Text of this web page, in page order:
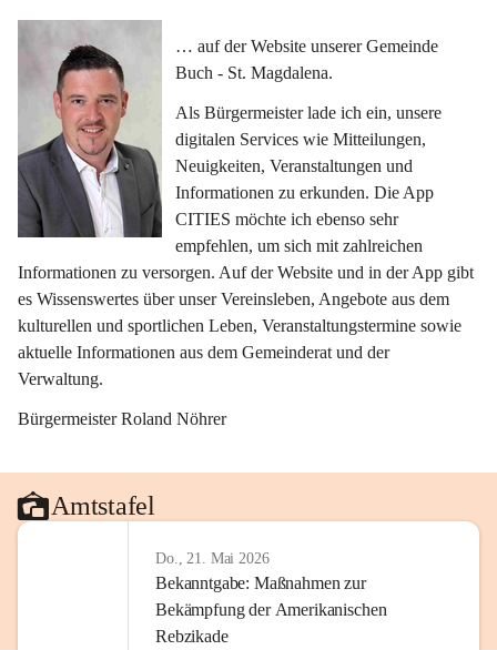
… auf der Website unserer Gemeinde
Buch - St. Magdalena.
Als Bürgermeister lade ich ein, unsere
digitalen Services wie Mitteilungen,
Neuigkeiten, Veranstaltungen und
Informationen zu erkunden. Die App
CITIES möchte ich ebenso sehr
empfehlen, um sich mit zahlreichen
Informationen zu versorgen. Auf der Website und in der App gibt
es Wissenswertes über unser Vereinsleben, Angebote aus dem
kulturellen und sportlichen Leben, Veranstaltungstermine sowie
aktuelle Informationen aus dem Gemeinderat und der
Verwaltung.
Bürgermeister Roland Nöhrer
Amtstafel
Do., 21. Mai 2026
Bekanntgabe: Maßnahmen zur
Bekämpfung der Amerikanischen
Rebzikade